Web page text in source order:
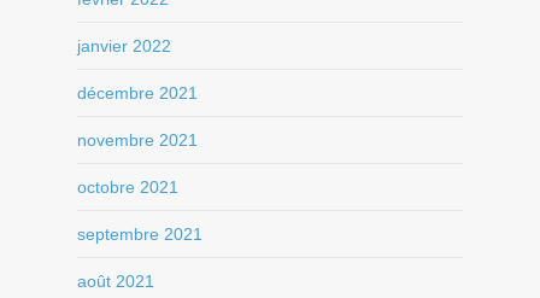
janvier 2022
décembre 2021
novembre 2021
octobre 2021
septembre 2021
août 2021